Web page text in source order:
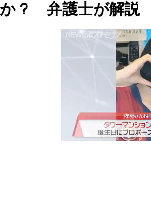
か？ 弁護士が解説